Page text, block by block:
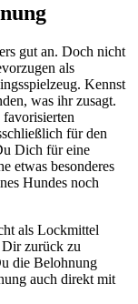
gut an. Doch nicht
als
Kennst
was ihr zusagt.
für den
Dich für eine
etwas besonderes
Hundes noch
als Lockmittel
Dir zurück zu
die Belohnung
auch direkt mit